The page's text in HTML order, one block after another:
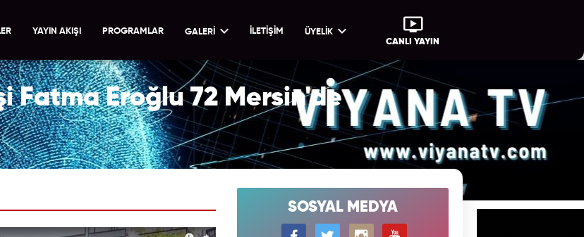
YAYIN AKIŞI PROGRAMLAR GALERİ İLETİŞİM
ÜYELİK
CANLI YAYIN
Fatma Eroğlu 72 Mersin'de
SOSYAL MEDYA